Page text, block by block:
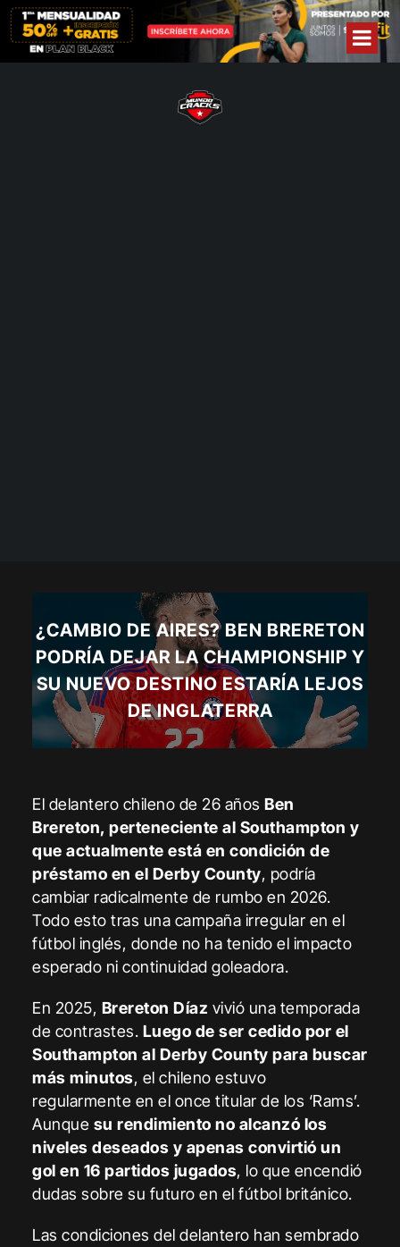
¿CAMBIO DE AIRES? BEN BRERETON
PODRÍA DEJAR LA CHAMPIONSHIP Y
SU NUEVO DESTINO ESTARÍA LEJOS
DE INGLATERRA
El delantero chileno de 26 añosBen
Brereton, perteneciente al Southampton y
que actualmente está en condición de
préstamo en el Derby County, podría
cambiar radicalmente de rumbo en 2026.
Todo esto tras una campaña irregular en el
fútbol inglés, donde no ha tenido el impacto
esperado ni continuidad goleadora.
En 2025, Brereton Díaz vivió una temporada
de contrastes. Luego de ser cedido por el
Southampton al Derby County para buscar
más minutos, el chileno estuvo
regularmente en el once titular de los ‘Rams’.
Aunque su rendimiento no alcanzó los
niveles deseados y apenas convirtió un
gol en 16 partidos jugados, lo que encendió
dudas sobre su futuro en el fútbol británico.
Las condiciones del delantero han sembrado